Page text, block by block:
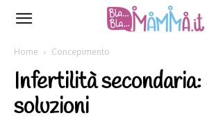
Home Concepimento
Infertilità secondaria:
soluzioni